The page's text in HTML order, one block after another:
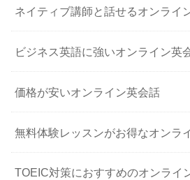
ネイティブ講師と話せるオンライ
ビジネス英語に強いオンライン英
価格が安いオンライン英会話
無料体験レッスンがお得なオンラ
TOEIC対策におすすめのオンライ